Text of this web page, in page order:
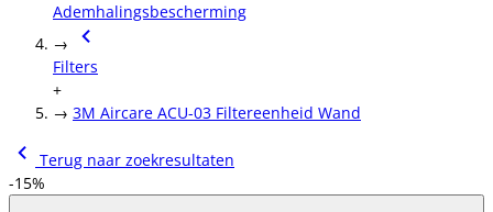
Ademhalingsbescherming
→
Filters
+
→ 3M Aircare ACU-03 Filtereenheid Wand
Terug naar zoekresultaten
-15%